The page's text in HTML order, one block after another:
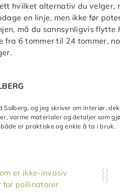
hvilket alternativ du
en linje, men ikke før
må du sannsynligvis
fra 6 tommer til 24 tommer,
Solberg, og jeg skriver om interiør,
varme materialer og detaljer som
både er praktiske og enkle å ta i bruk.
er ikke-invasiv
for pollinatorer